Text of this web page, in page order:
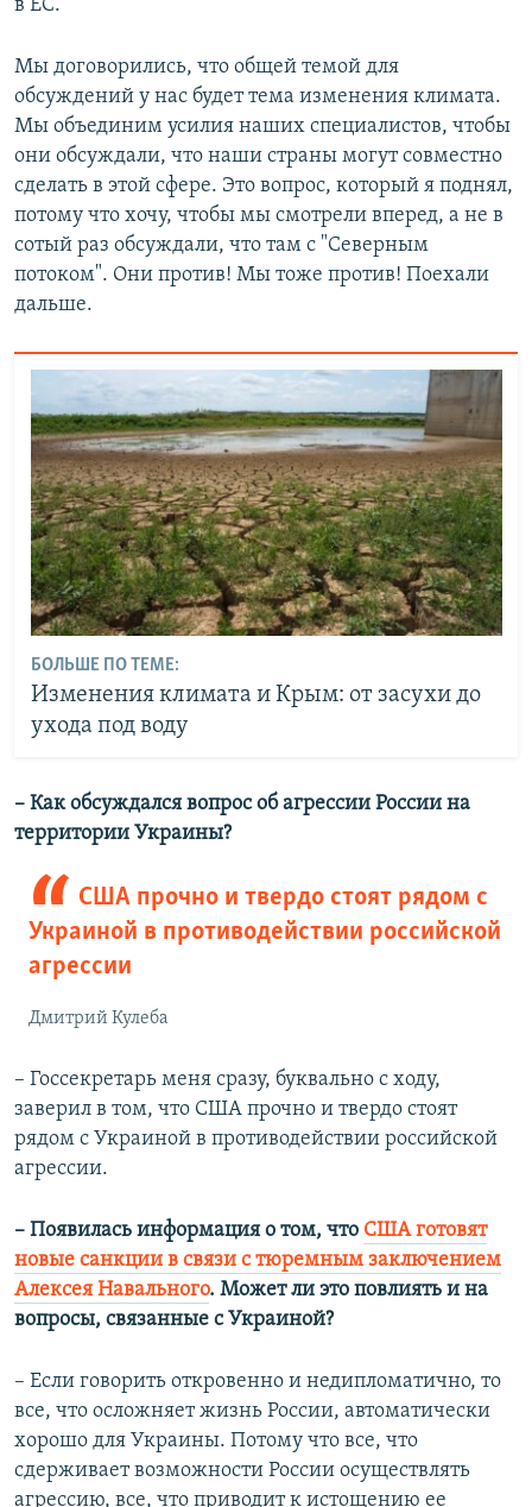
в ЕС.
Мы договорились, что общей темой для
обсуждений у нас будет тема изменения климата.
Мы объединим усилия наших специалистов, чтобы
они обсуждали, что наши страны могут совместно
сделать в этой сфере. Это вопрос, который я поднял,
потому что хочу, чтобы мы смотрели вперед, а не в
сотый раз обсуждали, что там с "Северным
потоком". Они против! Мы тоже против! Поехали
дальше.
БОЛЬШЕ ПО ТЕМЕ:
Изменения климата и Крым: от засухи до
ухода под воду
– Как обсуждался вопрос об агрессии России на
территории Украины?
США прочно и твердо стоят рядом с
Украиной в противодействии российской
агрессии
Дмитрий Кулеба
– Госсекретарь меня сразу, буквально с ходу,
заверил в том, что США прочно и твердо стоят
рядом с Украиной в противодействии российской
агрессии.
– Появилась информация о том, что США готовят
новые санкции в связи с тюремным заключением
Алексея Навального. Может ли это повлиять и на
вопросы, связанные с Украиной?
– Если говорить откровенно и недипломатично, то
все, что осложняет жизнь России, автоматически
хорошо для Украины. Потому что все, что
сдерживает возможности России осуществлять
агрессию, все, что приводит к истощению ее